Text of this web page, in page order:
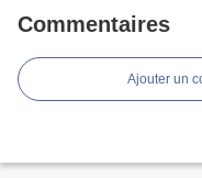
Commentaires
Ajouter un